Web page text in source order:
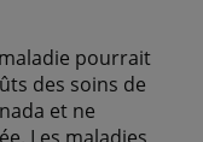
pourrait
des soins de
et ne